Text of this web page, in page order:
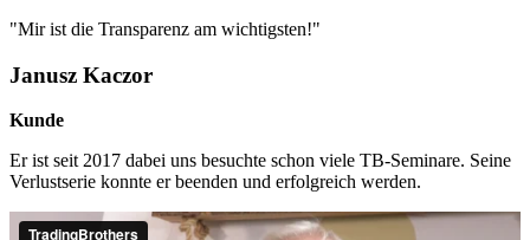
"Mir ist die Transparenz am wichtigsten!"
Janusz Kaczor
Kunde
Er ist seit 2017 dabei uns besuchte schon viele TB-Seminare. Seine
Verlustserie konnte er beenden und erfolgreich werden.